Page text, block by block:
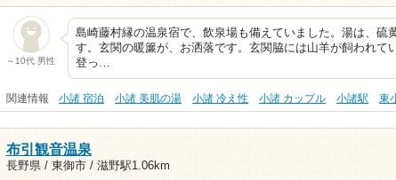
～10代 男性
島崎藤村縁の温泉宿で、飲泉場も備えていました。湯は、硫
す。玄関の暖簾が、お洒落です。玄関脇には山羊が飼われて
登っ…
関連情報 小諸 宿泊 小諸 美肌の湯 小諸 冷え性 小諸 カップル 小諸駅 東
布引観音温泉
長野県 / 東御市 / 滋野駅1.06km